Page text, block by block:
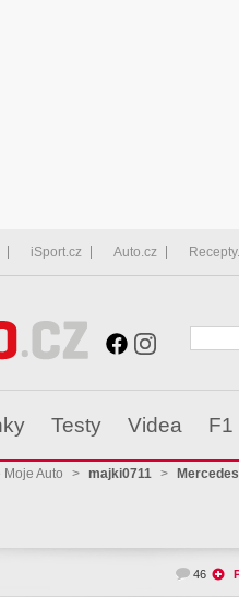
iSport.cz Auto.cz
Testy Videa F1
Moje Auto > majki0711 > Mercedes
46